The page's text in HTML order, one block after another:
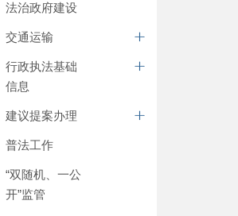
法治政府建设
交通运输
行政执法基础
信息
建议提案办理
普法工作
“双随机、一公
开”监管